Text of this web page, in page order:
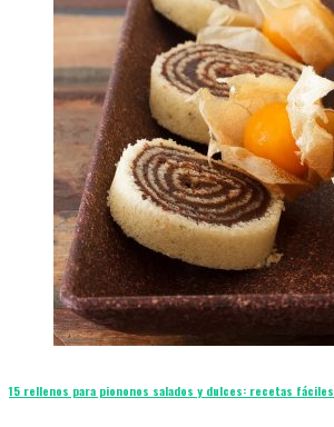
15 rellenos para piononos salados y dulces: recetas fáciles